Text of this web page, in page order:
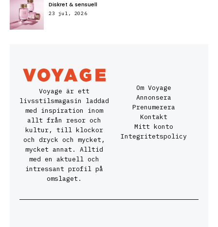
Diskret & sensuell
23 jul, 2026
Voyage är ett
livsstilsmagasin laddad
med inspiration inom
allt från resor och
kultur, till klockor
och dryck och mycket,
mycket annat. Alltid
med en aktuell och
intressant profil på
omslaget.
Om Voyage
Annonsera
Prenumerera
Kontakt
Mitt konto
Integritetspolicy